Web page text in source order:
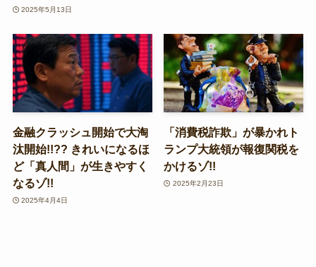
2025年5月13日
金融クラッシュ開始で大淘
汰開始!!?? きれいになるほ
ど「真人間」が生きやすく
なるゾ!!
2025年4月4日
「消費税詐欺」が暴かれト
ランプ大統領が報復関税を
かけるゾ!!
2025年2月23日